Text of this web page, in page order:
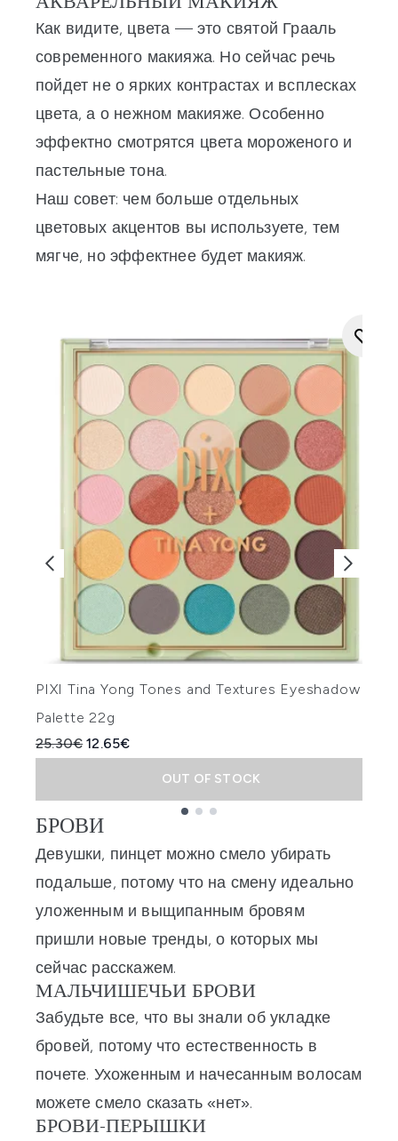
Как видите, цвета — это святой Грааль
современного макияжа. Но сейчас речь
пойдет не о ярких контрастах и всплесках
цвета, а о нежном макияже. Особенно
эффектно смотрятся цвета мороженого и
пастельные тона.
Наш совет: чем больше отдельных
цветовых акцентов вы используете, тем
мягче, но эффектнее будет макияж.
PIXI Tina Yong Tones and Textures Eyeshadow
Palette 22g
Recommended Retail Price:
25.30€Current price:
12.65€
OUT OF STOCK
Showing slide 1
БРОВИ
Девушки, пинцет можно смело убирать
подальше, потому что на смену идеально
уложенным и выщипанным бровям
пришли новые тренды, о которых мы
сейчас расскажем.
МАЛЬЧИШЕЧЬИ БРОВИ
Забудьте все, что вы знали об укладке
бровей, потому что естественность в
почете. Ухоженным и начесанным волосам
можете смело сказать «нет».
БРОВИ-ПЕРЫШКИ